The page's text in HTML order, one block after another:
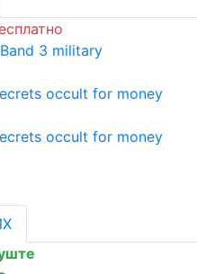
3 military
occult for money
occult for money